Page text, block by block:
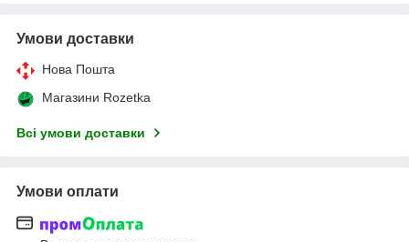
Умови доставки
Нова Пошта
Магазини Rozetka
Всі умови доставки
Умови оплати